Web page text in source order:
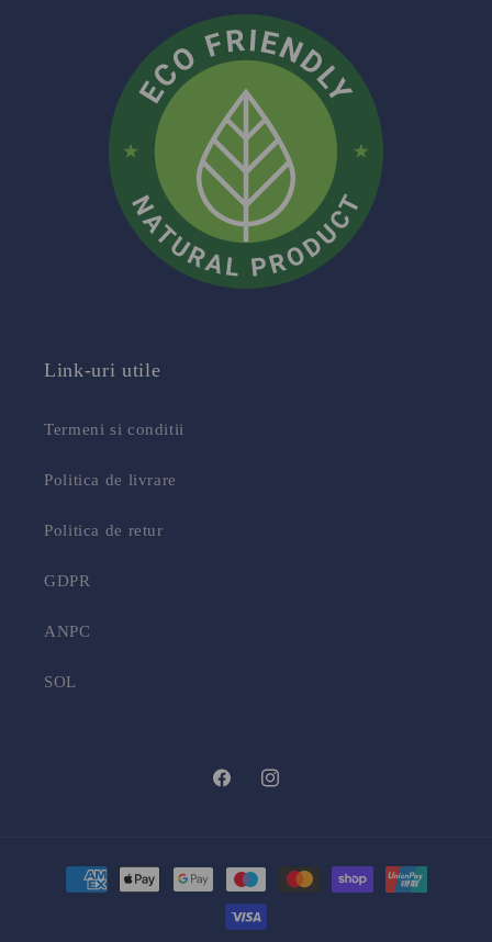
Link-uri utile
Termeni si conditii
Politica de livrare
Politica de retur
GDPR
ANPC
SOL
FacebookInstagram
Metode